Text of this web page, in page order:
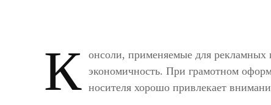
К онсоли, применяемые для
экономичность. При грамотном
носителя хорошо привлекает